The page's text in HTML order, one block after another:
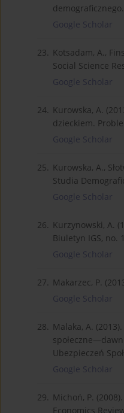
Google Scholar
23. Kotsadam, A.,
Social Science
Google Scholar
24. Kurowska, A.
dzieckiem.
Google Scholar
25. Kurowska, A.,
Studia
Google Scholar
26. Kurzynowski, A.
Biuletyn IGS, no.
Google Scholar
27. Makarzec, P.
Google Scholar
28. Malaka, A.
Ubezpieczeń
Google Scholar
29. Michoń, P.
Economics